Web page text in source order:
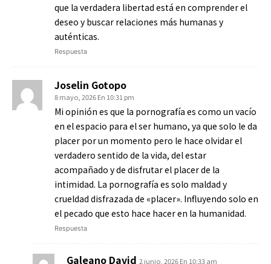
que la verdadera libertad está en comprender el
deseo y buscar relaciones más humanas y
auténticas.
Respuesta
Joselin Gotopo
8 mayo, 2026 En 10:31 pm
Mi opinión es que la pornografía es como un vacío
en el espacio para el ser humano, ya que solo le da
placer por un momento pero le hace olvidar el
verdadero sentido de la vida, del estar
acompañado y de disfrutar el placer de la
intimidad. La pornografía es solo maldad y
crueldad disfrazada de «placer». Influyendo solo en
el pecado que esto hace hacer en la humanidad.
Respuesta
Galeano David 2 junio, 2026 En 10:33 am